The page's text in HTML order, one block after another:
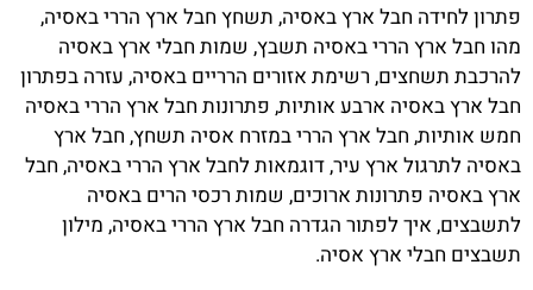
פתרון לחידה חבל ארץ באסיה, תשחץ חבל ארץ הררי באסיה,
מהו חבל ארץ הררי באסיה תשבץ, שמות חבלי ארץ באסיה
להרכבת תשחצים, רשימת אזורים הרריים באסיה, עזרה בפתרון
חבל ארץ באסיה ארבע אותיות, פתרונות חבל ארץ הררי באסיה
חמש אותיות, חבל ארץ הררי במזרח אסיה תשחץ, חבל ארץ
באסיה לתרגול ארץ עיר, דוגמאות לחבל ארץ הררי באסיה, חבל
ארץ באסיה פתרונות ארוכים, שמות רכסי הרים באסיה
לתשבצים, איך לפתור הגדרה חבל ארץ הררי באסיה, מילון
תשבצים חבלי ארץ אסיה.